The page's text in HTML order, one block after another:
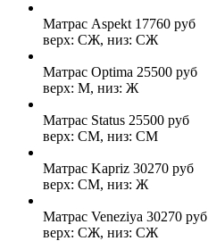
Матрас Aspekt 17760 руб
верх: СЖ, низ: СЖ
Матрас Optima 25500 руб
верх: М, низ: Ж
Матрас Status 25500 руб
верх: СМ, низ: СМ
Матрас Kapriz 30270 руб
верх: СМ, низ: Ж
Матрас Veneziya 30270 руб
верх: СЖ, низ: СЖ